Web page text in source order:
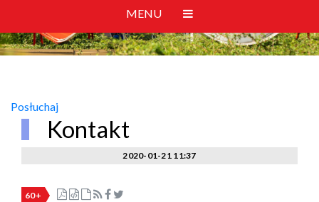
MENU
Posłuchaj
Kontakt
2020-01-21 11:37
60+